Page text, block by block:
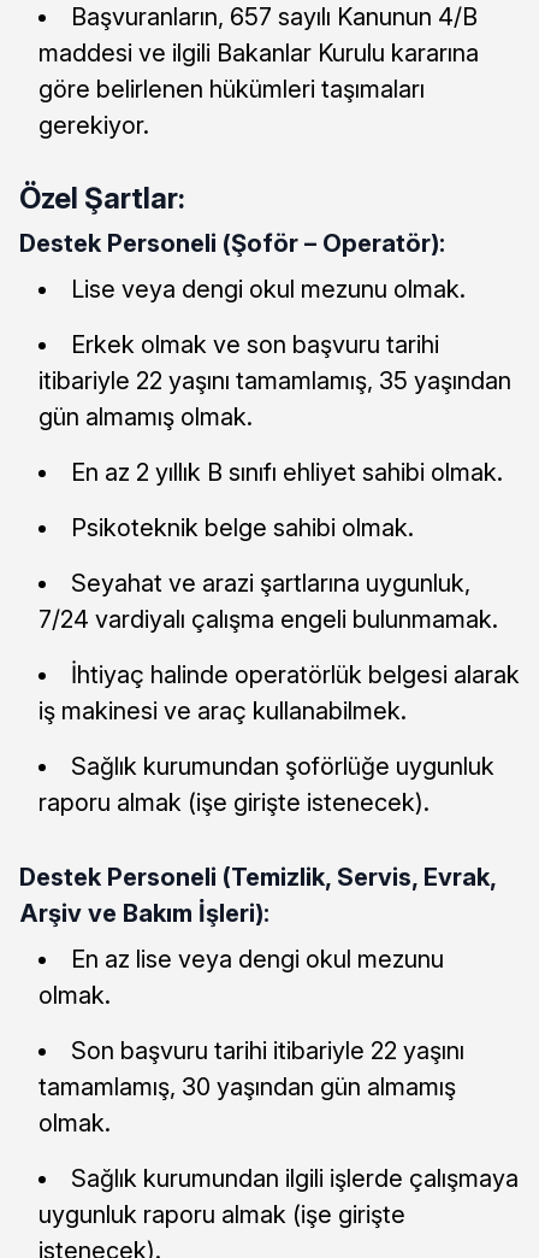
Başvuranların, 657 sayılı Kanunun 4/B
maddesi ve ilgili Bakanlar Kurulu kararına
göre belirlenen hükümleri taşımaları
gerekiyor.
Özel Şartlar:
Destek Personeli (Şoför – Operatör):
Lise veya dengi okul mezunu olmak.
Erkek olmak ve son başvuru tarihi
itibariyle 22 yaşını tamamlamış, 35 yaşından
gün almamış olmak.
En az 2 yıllık B sınıfı ehliyet sahibi olmak.
Psikoteknik belge sahibi olmak.
Seyahat ve arazi şartlarına uygunluk,
7/24 vardiyalı çalışma engeli bulunmamak.
İhtiyaç halinde operatörlük belgesi alarak
iş makinesi ve araç kullanabilmek.
Sağlık kurumundan şoförlüğe uygunluk
raporu almak (işe girişte istenecek).
Destek Personeli (Temizlik, Servis, Evrak,
Arşiv ve Bakım İşleri):
En az lise veya dengi okul mezunu
olmak.
Son başvuru tarihi itibariyle 22 yaşını
tamamlamış, 30 yaşından gün almamış
olmak.
Sağlık kurumundan ilgili işlerde çalışmaya
uygunluk raporu almak (işe girişte
istenecek).